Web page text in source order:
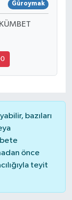
Güroymak
bazıları
önce
teyit